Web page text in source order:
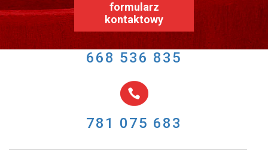
formularz
kontaktowy
668 536 835
781 075 683